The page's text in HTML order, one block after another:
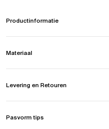
Productinformatie
Materiaal
Levering en Retouren
Pasvorm tips